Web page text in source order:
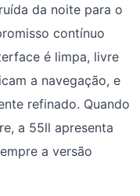
da noite para o
contínuo
é limpa, livre
a navegação, e
refinado. Quando
a 55ll apresenta
a versão